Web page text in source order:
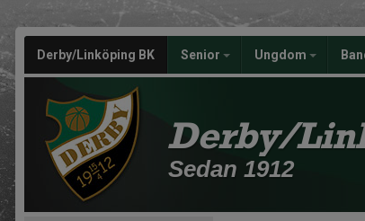
Derby/Linköping BK Senior Ungdom
Derby/
Sedan 1912